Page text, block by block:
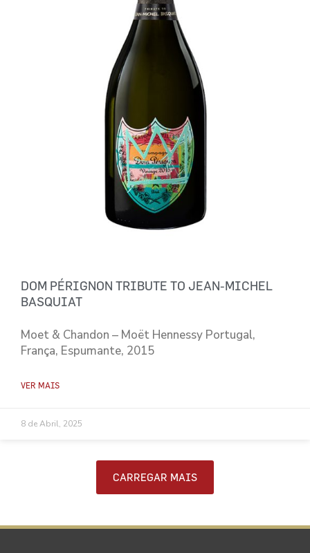
DOM PÉRIGNON TRIBUTE TO JEAN-MICHEL
BASQUIAT
Moet & Chandon – Moët Hennessy Portugal,
França, Espumante, 2015
VER MAIS
8 de Abril, 2025
CARREGAR MAIS